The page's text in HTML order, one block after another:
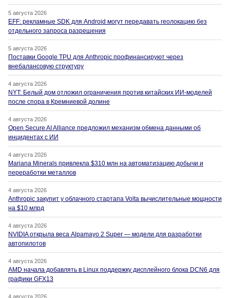
5 августа 2026
EFF: рекламные SDK для Android могут передавать геолокацию без
отдельного запроса разрешения
5 августа 2026
Поставки Google TPU для Anthropic профинансируют через
внебалансовую структуру
4 августа 2026
NYT: Белый дом отложил ограничения против китайских ИИ-моделей
после спора в Кремниевой долине
4 августа 2026
Open Secure AI Alliance предложил механизм обмена данными об
инцидентах с ИИ
4 августа 2026
Mariana Minerals привлекла $310 млн на автоматизацию добычи и
переработки металлов
4 августа 2026
Anthropic закупит у облачного стартапа Volta вычислительные мощности
на $10 млрд
4 августа 2026
NVIDIA открыла веса Alpamayo 2 Super — модели для разработки
автопилотов
4 августа 2026
AMD начала добавлять в Linux поддержку дисплейного блока DCN6 для
графики GFX13
4 августа 2026